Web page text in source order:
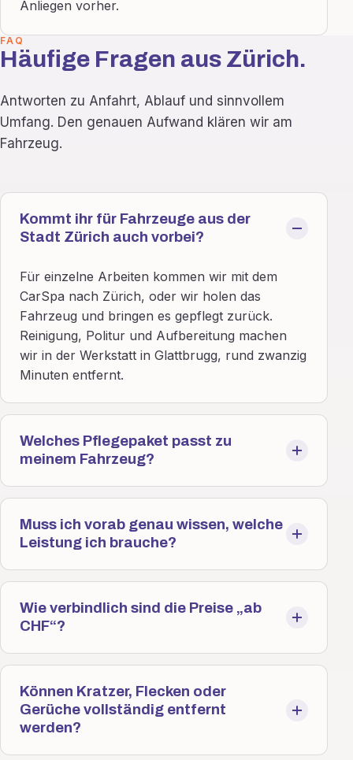
Anliegen vorher.
FAQ
Häufige Fragen aus Zürich.
Antworten zu Anfahrt, Ablauf und sinnvollem
Umfang. Den genauen Aufwand klären wir am
Fahrzeug.
Kommt ihr für Fahrzeuge aus der
Stadt Zürich auch vorbei?
Für einzelne Arbeiten kommen wir mit dem
CarSpa nach Zürich, oder wir holen das
Fahrzeug und bringen es gepflegt zurück.
Reinigung, Politur und Aufbereitung machen
wir in der Werkstatt in Glattbrugg, rund zwanzig
Minuten entfernt.
Welches Pflegepaket passt zu
meinem Fahrzeug?
Muss ich vorab genau wissen, welche
Leistung ich brauche?
Wie verbindlich sind die Preise „ab
CHF“?
Können Kratzer, Flecken oder
Gerüche vollständig entfernt
werden?